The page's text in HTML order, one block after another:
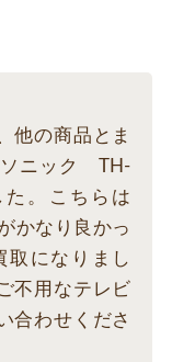
他の商品とま
ニック TH-
。こちらは
かなり良かっ
取になりまし
不用なテレビ
合わせくださ